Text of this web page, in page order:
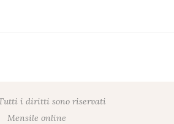
i diritti sono riservati
Mensile online